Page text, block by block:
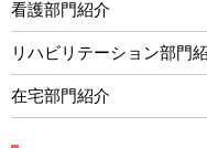
看護部門紹介
リハビリテーション部門
在宅部門紹介